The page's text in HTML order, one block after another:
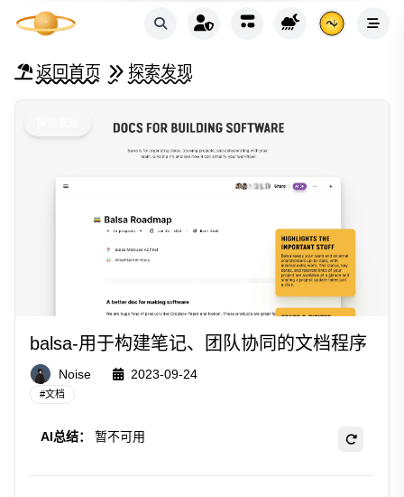
返回首页 探索发现
balsa-用于构建笔记、团队协同的文档程序
Noise 2023-09-24
#文档
AI总结： 暂不可用